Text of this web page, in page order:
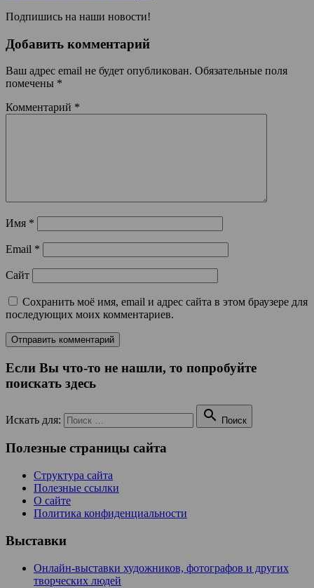
Подпишись на наши новости!
Добавить комментарий
Ваш адрес email не будет опубликован. Обязательные поля
помечены *
Комментарий *
Имя *
Email *
Сайт
Сохранить моё имя, email и адрес сайта в этом браузере для
последующих моих комментариев.
Если Вы что-то не нашли, то попробуйте
поискать здесь
Искать для:  Поиск
Полезные страницы сайта
Структура сайта
Полезные ссылки
О сайте
Политика конфиденциальности
Выставки
Онлайн-выставки художников, фотографов и других
творческих людей